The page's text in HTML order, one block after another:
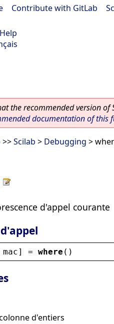
Contribute with GitLab
the recommended version of
documentation of this
>>Scilab > Debugging >
d'appel courante
mac] = where ()
d'entiers